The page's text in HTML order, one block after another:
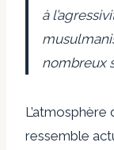
à
nombreux
L’atmosphère
ressemble